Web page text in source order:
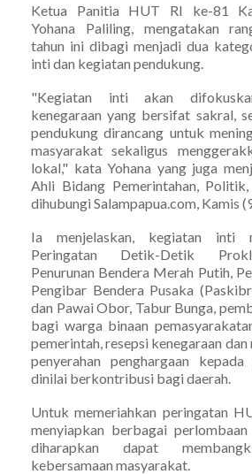
Ketua Panitia HUT RI ke-81
Yohana Paliling, mengatakan
tahun ini dibagi menjadi dua
inti dan kegiatan pendukung.
"Kegiatan inti akan
kenegaraan yang bersifat sakral,
pendukung dirancang untuk
masyarakat sekaligus
lokal," kata Yohana yang juga
Ahli Bidang Pemerintahan,
dihubungi Salampapua.com, Kamis
Ia menjelaskan, kegiatan inti
Peringatan Detik-Detik
Penurunan Bendera Merah Putih,
Pengibar Bendera Pusaka
dan Pawai Obor, Tabur Bunga,
bagi warga binaan
pemerintah, resepsi kenegaraan dan
penyerahan penghargaan
dinilai berkontribusi bagi daerah.
Untuk memeriahkan peringatan
menyiapkan berbagai
diharapkan dapat
kebersamaan masyarakat.